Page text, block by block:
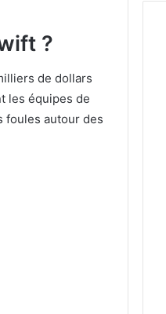
?
de dollars
les équipes de
foules autour des